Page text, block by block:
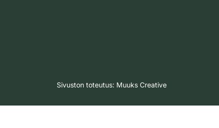
Sivuston toteutus: Muuks Creative